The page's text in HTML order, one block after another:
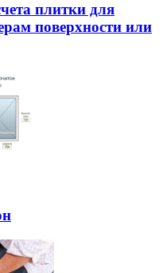
плитки для
поверхности или